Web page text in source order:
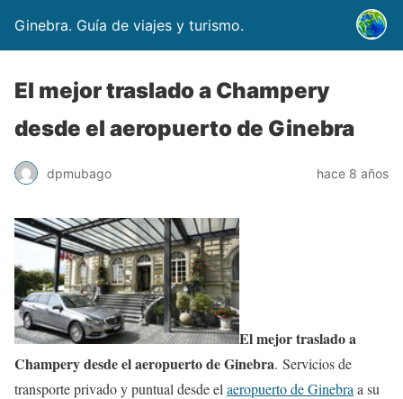
Ginebra. Guía de viajes y turismo.
El mejor traslado a Champery
desde el aeropuerto de Ginebra
dpmubago hace 8 años
El mejor traslado a
Champery desde el aeropuerto de Ginebra. Servicios de
transporte privado y puntual desde el aeropuerto de Ginebra a su